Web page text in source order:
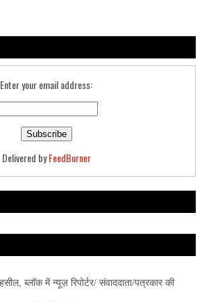
Enter your email address:
Delivered byFeedBurner
ब्लॉक में न्यूज़ रिपोर्टर/ संवाददाता/पत्रकार की